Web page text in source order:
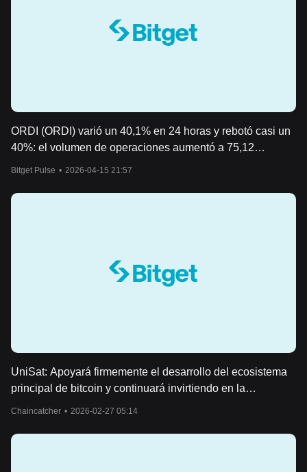
ORDI (ORDI) varió un 40,1% en 24 horas y rebotó casi un
40%: el volumen de operaciones aumentó a 75,12
Bitget Pulse • 2026-04-15 21:57
UniSat: Apoyará firmemente el desarrollo del ecosistema
principal de bitcoin y continuará invirtiendo en la
Chaincatcher • 2026-02-27 05:14